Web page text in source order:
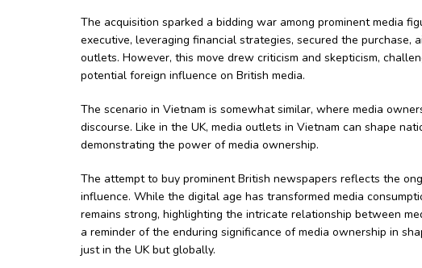
The acquisition sparked a bidding war among prominent media
executive, leveraging financial strategies, secured the purchase,
outlets. However, this move drew criticism and skepticism,
potential foreign influence on British media.
The scenario in Vietnam is somewhat similar, where media
discourse. Like in the UK, media outlets in Vietnam can shape
demonstrating the power of media ownership.
The attempt to buy prominent British newspapers reflects the
influence. While the digital age has transformed media
remains strong, highlighting the intricate relationship between
a reminder of the enduring significance of media ownership in
just in the UK but globally.